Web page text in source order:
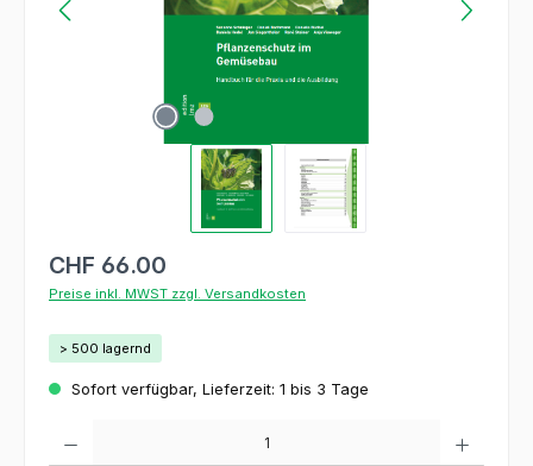
CHF 66.00
Preise inkl. MWST zzgl. Versandkosten
> 500 lagernd
Sofort verfügbar, Lieferzeit: 1 bis 3 Tage